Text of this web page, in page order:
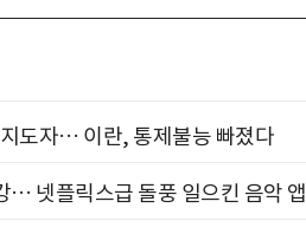
도자… 이란, 통제불능 빠졌다
… 넷플릭스급 돌풍 일으킨 음악 앱